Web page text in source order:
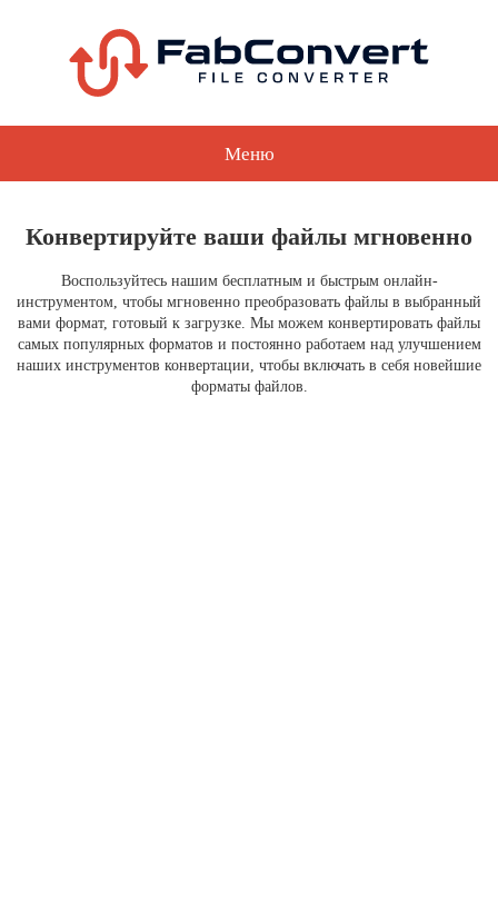
Меню
Конвертируйте ваши файлы мгновенно
Воспользуйтесь нашим бесплатным и быстрым онлайн-
инструментом, чтобы мгновенно преобразовать файлы в выбранный
вами формат, готовый к загрузке. Мы можем конвертировать файлы
самых популярных форматов и постоянно работаем над улучшением
наших инструментов конвертации, чтобы включать в себя новейшие
форматы файлов.